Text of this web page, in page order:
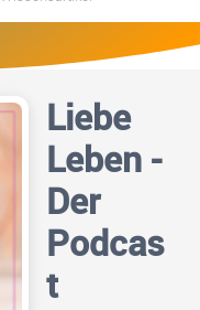
Liebe
Leben -
Der
Podcas
t